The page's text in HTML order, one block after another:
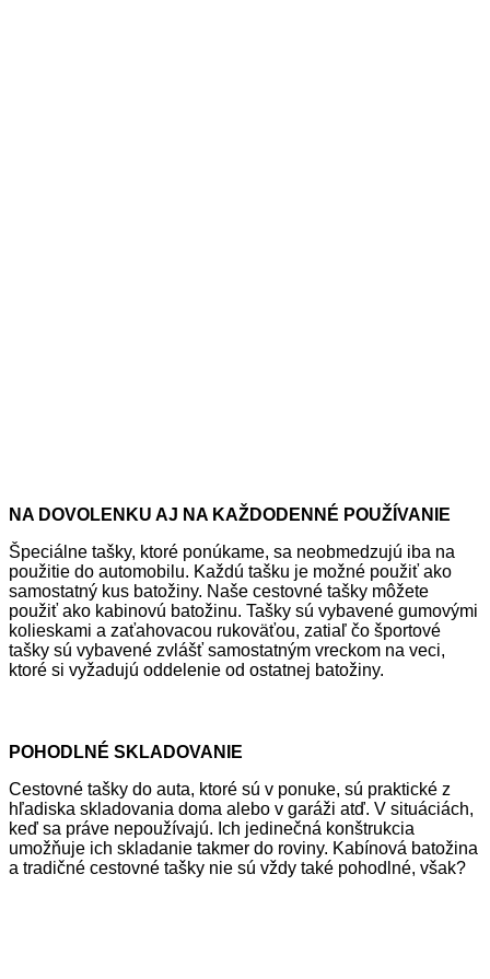
NA DOVOLENKU AJ NA KAŽDODENNÉ POUŽÍVANIE
Špeciálne tašky, ktoré ponúkame, sa neobmedzujú iba na
použitie do automobilu. Každú tašku je možné použiť ako
samostatný kus batožiny. Naše cestovné tašky môžete
použiť ako kabinovú batožinu. Tašky sú vybavené gumovými
kolieskami a zaťahovacou rukoväťou, zatiaľ čo športové
tašky sú vybavené zvlášť samostatným vreckom na veci,
ktoré si vyžadujú oddelenie od ostatnej batožiny.
POHODLNÉ SKLADOVANIE
Cestovné tašky do auta, ktoré sú v ponuke, sú praktické z
hľadiska skladovania doma alebo v garáži atď. V situáciách,
keď sa práve nepoužívajú. Ich jedinečná konštrukcia
umožňuje ich skladanie takmer do roviny. Kabínová batožina
a tradičné cestovné tašky nie sú vždy také pohodlné, však?